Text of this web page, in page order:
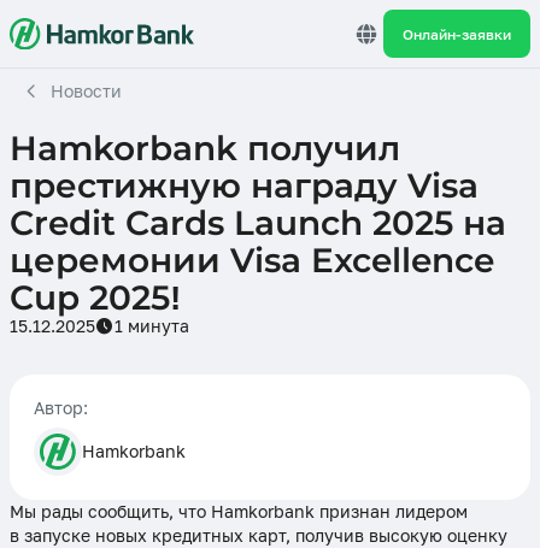
Онлайн-заявки
Новости
Hamkorbank получил
престижную награду Visa
Credit Cards Launch 2025 на
церемонии Visa Excellence
Cup 2025!
15.12.2025 1 минута
Автор:
Hamkorbank
Мы рады сообщить, что Hamkorbank признан лидером
в запуске новых кредитных карт, получив высокую оценку